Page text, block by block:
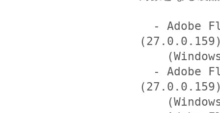
(27.0.0.159)
(27.0.0.159)